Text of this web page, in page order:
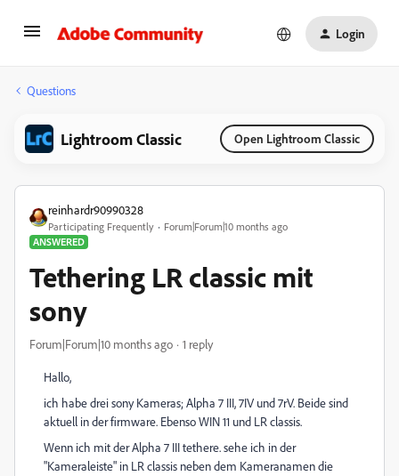
Login
Questions
Lightroom Classic Open Lightroom Classic
reinhardr90990328
Participating Frequently
Forum|Forum|10 months ago
ANSWERED
Tethering LR classic mit
sony
Forum|Forum|10 months ago 1 reply
Hallo,
ich habe drei sony Kameras; Alpha 7 III, 7IV und 7rV. Beide sind
aktuell in der firmware. Ebenso WIN 11 und LR classis.
Wenn ich mit der Alpha 7 III tethere. sehe ich in der
"Kameraleiste" in LR classis neben dem Kameranamen die